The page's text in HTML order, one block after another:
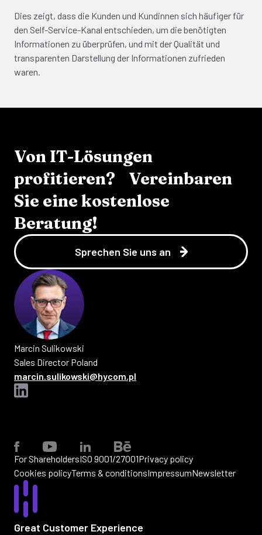
Dies zeigt, dass die Kunden und Kundinnen sich häufiger für
den Self-Service-Kanal entschieden, um die benötigten
Informationen zu überprüfen, und mit der Qualität und
transparenten Darstellung der Informationen zufrieden
waren.
Marcin Sulikowski
Sales Director Poland
marcin.sulikowski@hycom.pl
Von IT-Lösungen
profitieren? Vereinbaren
Sie eine kostenlose
Beratung!
Sprechen Sie uns an
Great Customer Experience
For ShareholdersISO 9001/27001Privacy policy
Cookies policyTerms & conditionsImpressumNewsletter